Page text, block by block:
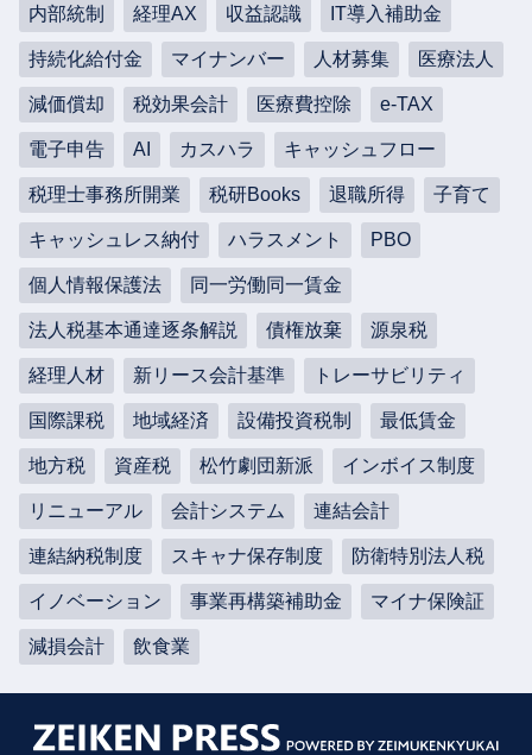
内部統制 経理AX 収益認識 IT導入補助金
持続化給付金 マイナンバー 人材募集 医療法人
減価償却 税効果会計 医療費控除 e-TAX
電子申告 AI カスハラ キャッシュフロー
税理士事務所開業 税研Books 退職所得 子育て
キャッシュレス納付 ハラスメント PBO
個人情報保護法 同一労働同一賃金
法人税基本通達逐条解説 債権放棄 源泉税
経理人材 新リース会計基準 トレーサビリティ
国際課税 地域経済 設備投資税制 最低賃金
地方税 資産税 松竹劇団新派 インボイス制度
リニューアル 会計システム 連結会計
連結納税制度 スキャナ保存制度 防衛特別法人税
イノベーション 事業再構築補助金 マイナ保険証
減損会計 飲食業